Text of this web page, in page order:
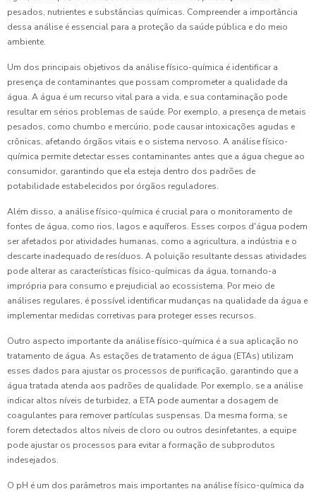
pesados, nutrientes e substâncias químicas. Compreender a importância
dessa análise é essencial para a proteção da saúde pública e do meio
ambiente.
Um dos principais objetivos da análise físico-química é identificar a
presença de contaminantes que possam comprometer a qualidade da
água. A água é um recurso vital para a vida, e sua contaminação pode
resultar em sérios problemas de saúde. Por exemplo, a presença de metais
pesados, como chumbo e mercúrio, pode causar intoxicações agudas e
crônicas, afetando órgãos vitais e o sistema nervoso. A análise físico-
química permite detectar esses contaminantes antes que a água chegue ao
consumidor, garantindo que ela esteja dentro dos padrões de
potabilidade estabelecidos por órgãos reguladores.
Além disso, a análise físico-química é crucial para o monitoramento de
fontes de água, como rios, lagos e aquíferos. Esses corpos d'água podem
ser afetados por atividades humanas, como a agricultura, a indústria e o
descarte inadequado de resíduos. A poluição resultante dessas atividades
pode alterar as características físico-químicas da água, tornando-a
imprópria para consumo e prejudicial ao ecossistema. Por meio de
análises regulares, é possível identificar mudanças na qualidade da água e
implementar medidas corretivas para proteger esses recursos.
Outro aspecto importante da análise físico-química é a sua aplicação no
tratamento de água. As estações de tratamento de água (ETAs) utilizam
esses dados para ajustar os processos de purificação, garantindo que a
água tratada atenda aos padrões de qualidade. Por exemplo, se a análise
indicar altos níveis de turbidez, a ETA pode aumentar a dosagem de
coagulantes para remover partículas suspensas. Da mesma forma, se
forem detectados altos níveis de cloro ou outros desinfetantes, a equipe
pode ajustar os processos para evitar a formação de subprodutos
indesejados.
O pH é um dos parâmetros mais importantes na análise físico-química da